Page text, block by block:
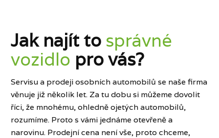
Jak najít to správné
vozidlo pro vás?
Servisu a prodeji osobních automobilů se naše firma
věnuje již několik let. Za tu dobu si můžeme dovolit
říci, že mnohému, ohledně ojetých automobilů,
rozumíme. Proto s vámi jednáme otevřeně a
narovinu. Prodejní cena není vše, proto chceme,